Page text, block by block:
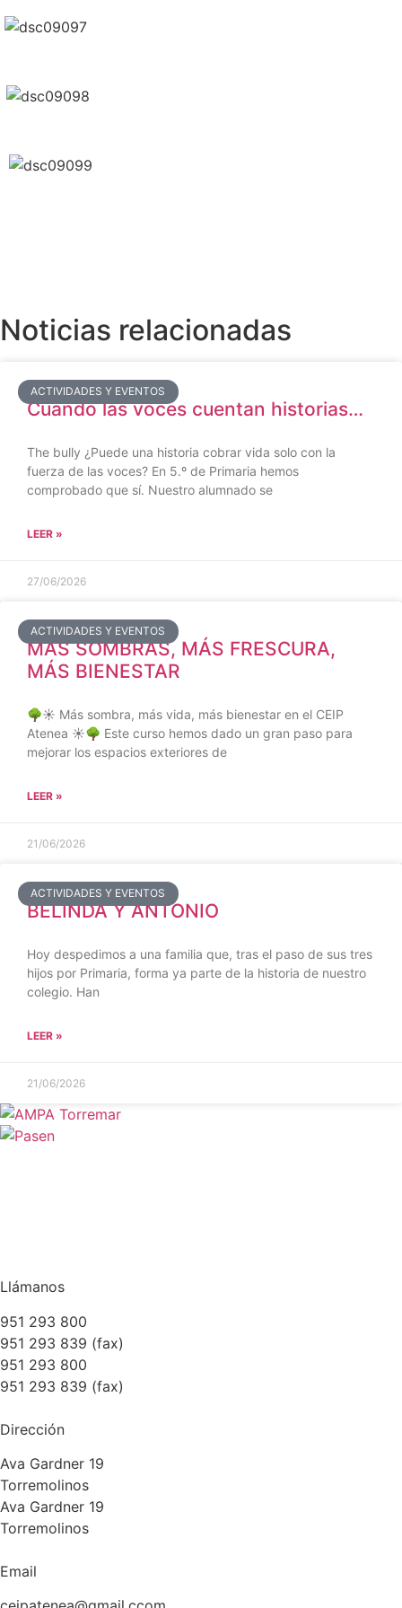
Noticias relacionadas
ACTIVIDADES Y EVENTOS
Cuando las voces cuentan historias…
The bully ¿Puede una historia cobrar vida solo con la
fuerza de las voces? En 5.º de Primaria hemos
comprobado que sí. Nuestro alumnado se
LEER »
27/06/2026
ACTIVIDADES Y EVENTOS
MÁS SOMBRAS, MÁS FRESCURA,
MÁS BIENESTAR
🌳☀️ Más sombra, más vida, más bienestar en el CEIP
Atenea ☀️🌳 Este curso hemos dado un gran paso para
mejorar los espacios exteriores de
LEER »
21/06/2026
ACTIVIDADES Y EVENTOS
BELINDA Y ANTONIO
Hoy despedimos a una familia que, tras el paso de sus tres
hijos por Primaria, forma ya parte de la historia de nuestro
colegio. Han
LEER »
21/06/2026
Llámanos
951 293 800
951 293 839 (fax)
951 293 800
951 293 839 (fax)
Dirección
Ava Gardner 19
Torremolinos
Ava Gardner 19
Torremolinos
Email